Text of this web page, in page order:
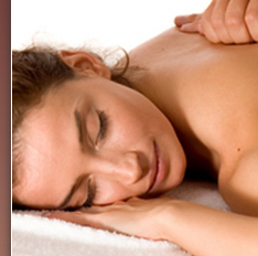
MASÁŽE
OSTRAVA
salon
ZEN